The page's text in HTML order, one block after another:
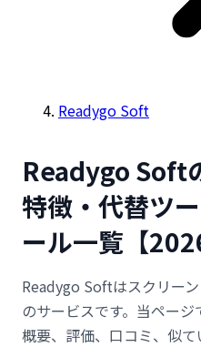
Readygo Soft
Readygo Soft
特徴・代替ツ
ール一覧【
Readygo Softはスクリー
のサービスです。当ペー
概要、評価、口コミ、似